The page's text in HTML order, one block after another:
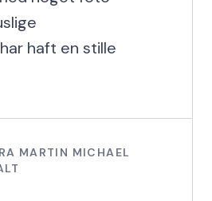
haft en stille
MARTIN MICHAEL